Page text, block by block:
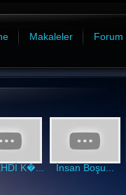
Makaleler Forum
K�... İnsan Boşu...